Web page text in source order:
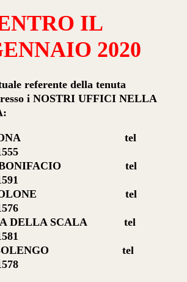
IL
2020
referente della tenuta
i NOSTRI UFFICI NELLA
tel
tel
tel
DELLA SCALA
tel
tel